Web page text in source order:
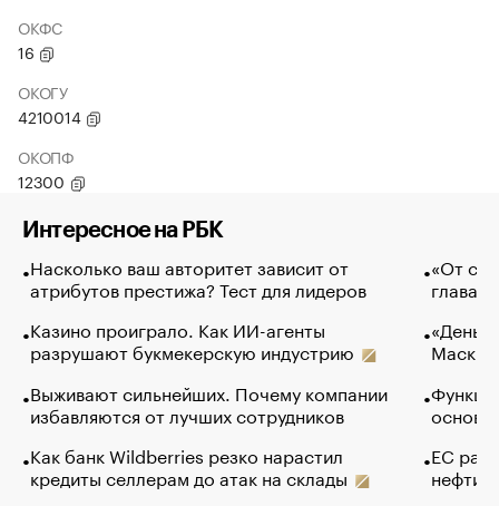
ОКФС
16
ОКОГУ
4210014
ОКОПФ
12300
Интересное на РБК
Насколько ваш авторитет зависит от
атрибутов престижа? Тест для лидеров
Казино проиграло. Как ИИ-агенты
разрушают букмекерскую индустрию
Выживают сильнейших. Почему компании
избавляются от лучших сотрудников
Как банк Wildberries резко нарастил
кредиты селлерам до атак на склады
«От
глава
Маск в
основ
ЕС
нефти